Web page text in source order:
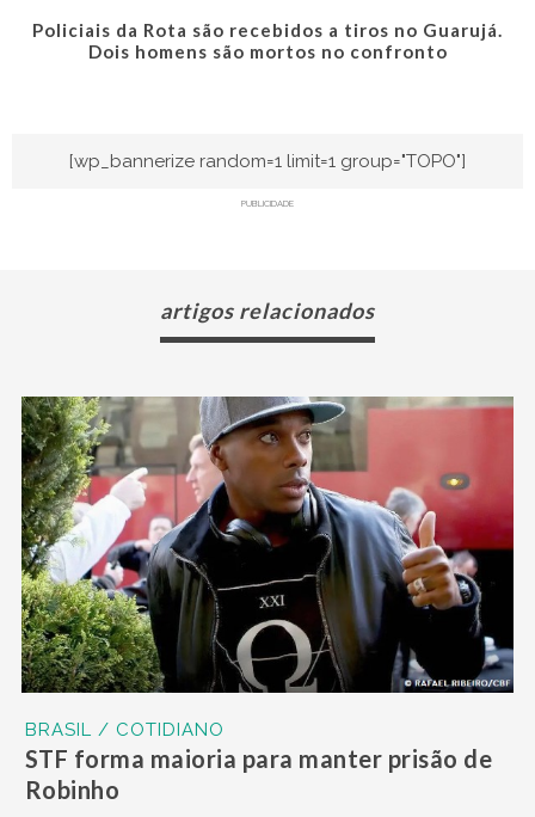
Policiais da Rota são recebidos a tiros no Guarujá.
Dois homens são mortos no confronto
[wp_bannerize random=1 limit=1 group="TOPO"]
PUBLICIDADE
artigos relacionados
BRASIL / COTIDIANO
STF forma maioria para manter prisão de
Robinho